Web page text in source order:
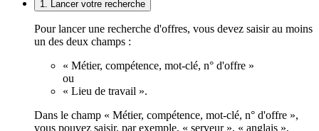
1. Lancer votre recherche
Pour lancer une recherche d'offres, vous devez saisir au moins
un des deux champs :
« Métier, compétence, mot-clé, n° d'offre »
ou
« Lieu de travail ».
Dans le champ « Métier, compétence, mot-clé, n° d'offre »,
vous pouvez saisir, par exemple, « serveur », « anglais »,